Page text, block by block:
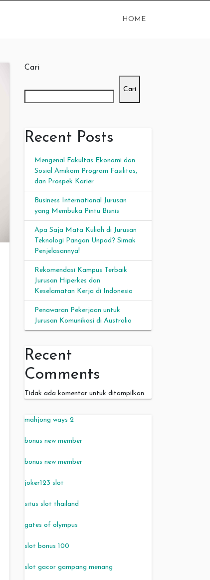
HOME
Cari
Cari
Recent Posts
Mengenal Fakultas Ekonomi dan
Sosial Amikom Program Fasilitas,
dan Prospek Karier
Business International Jurusan
yang Membuka Pintu Bisnis
Apa Saja Mata Kuliah di Jurusan
Teknologi Pangan Unpad? Simak
Penjelasannya!
Rekomendasi Kampus Terbaik
Jurusan Hiperkes dan
Keselamatan Kerja di Indonesia
Penawaran Pekerjaan untuk
Jurusan Komunikasi di Australia
Recent
Comments
Tidak ada komentar untuk ditampilkan.
mahjong ways 2
bonus new member
bonus new member
joker123 slot
situs slot thailand
gates of olympus
slot bonus 100
slot gacor gampang menang